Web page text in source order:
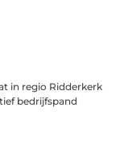
in regio Ridderkerk
bedrijfspand